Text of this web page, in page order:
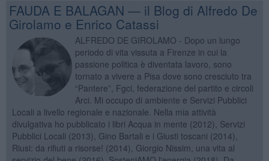
FAUDA E BALAGAN — il Blog di Alfredo De
Girolamo e Enrico Catassi
ALFREDO DE GIROLAMO - Dopo un lungo
periodo di vita vissuta a Firenze in cui la
passione politica è diventata lavoro, sono
tornato a vivere a Pisa dove sono cresciuto tra
“Pantere”, Fgci, federazione del partito e circoli
Arci. Mi occupo di ambiente e Servizi Pubblici
Locali a livello regionale e nazionale. Nella mia attività
divulgativa ho pubblicato i libri Acqua in mente (2012), Servizi
Pubblici Locali (2013), Gino Bartali e i Giusti toscani (2014),
Riusi: da rifiuti a risorse! (2014), Giorgio Nissim, una vita al